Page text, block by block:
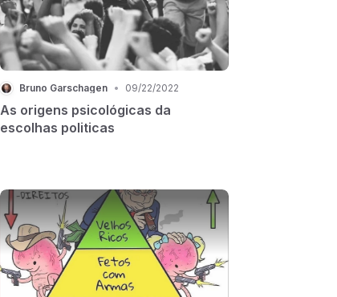
Bruno Garschagen • 09/22/2022
As origens psicológicas da
escolhas politicas